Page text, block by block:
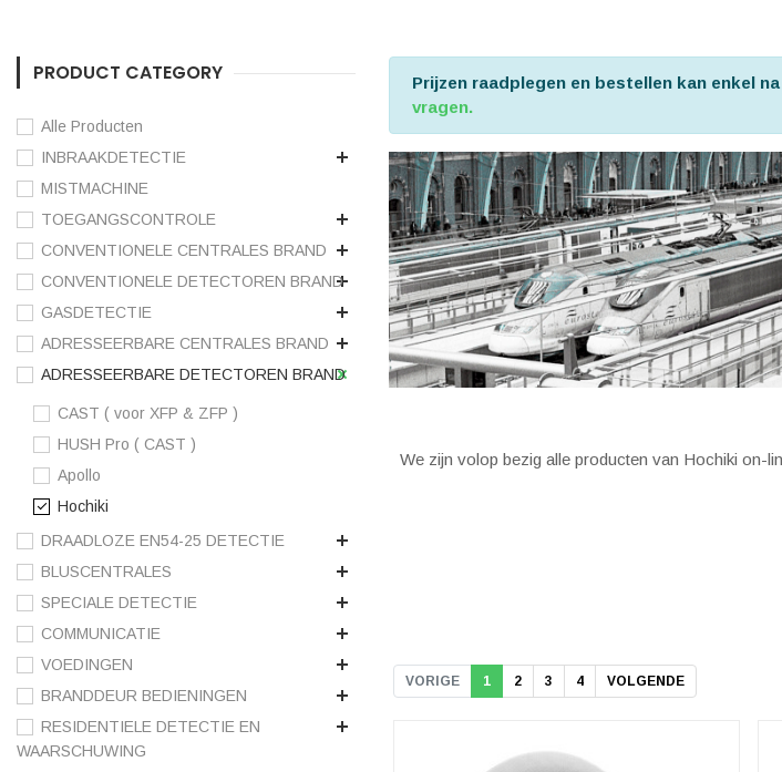
PRODUCT CATEGORY
Alle Producten
INBRAAKDETECTIE
MISTMACHINE
TOEGANGSCONTROLE
CONVENTIONELE CENTRALES BRAND
CONVENTIONELE DETECTOREN BRAND
GASDETECTIE
ADRESSEERBARE CENTRALES BRAND
ADRESSEERBARE DETECTOREN BRAND
CAST ( voor XFP & ZFP )
HUSH Pro ( CAST )
Apollo
Hochiki
DRAADLOZE EN54-25 DETECTIE
BLUSCENTRALES
SPECIALE DETECTIE
COMMUNICATIE
VOEDINGEN
BRANDDEUR BEDIENINGEN
RESIDENTIELE DETECTIE EN
WAARSCHUWING
Prijzen raadplegen en bestellen kan enkel
vragen.
We zijn volop bezig alle producten van Hochiki on-
VORIGE 1 2 3 4 VOLGENDE